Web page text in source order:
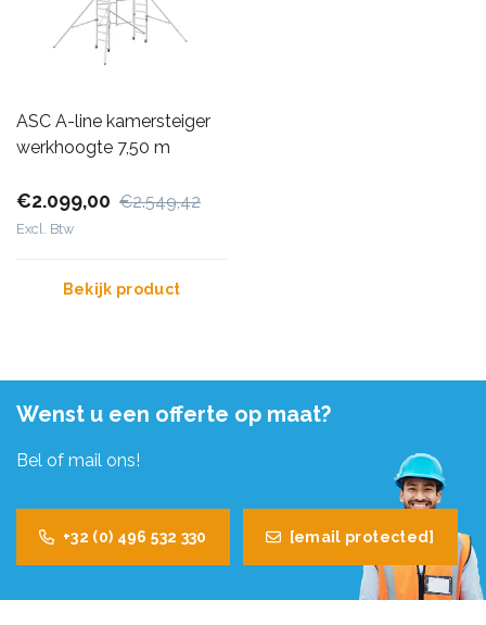
ASC A-line kamersteiger
werkhoogte 7,50 m
€2.099,00 €2.549,42
Excl. Btw
Bekijk product
Wenst u een offerte op maat?
Bel of mail ons!
+32 (0) 496 532 330 [email protected]